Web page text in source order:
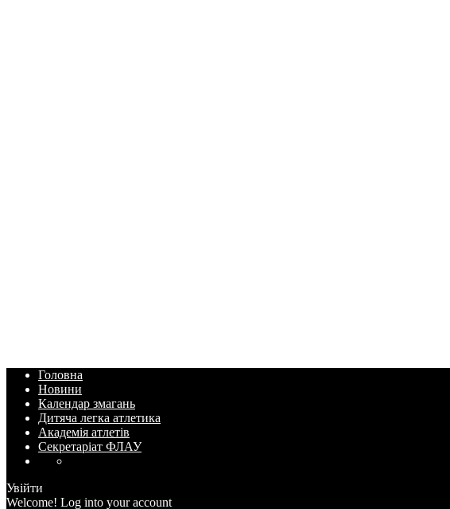
Головна
Новини
Календар змагань
Дитяча легка атлетика
Академія атлетів
Секретаріат ФЛАУ
Увійти
Welcome! Log into your account